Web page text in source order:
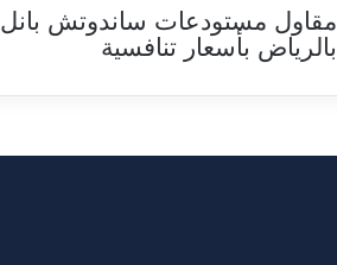
مقاول مستودعات ساندوتش بانل
بالرياض بأسعار تنافسية